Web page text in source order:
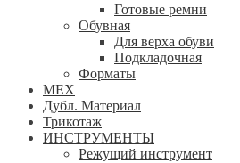
Готовые ремни
Обувная
Для верха обуви
Подкладочная
Форматы
МЕХ
Дубл. Материал
Трикотаж
ИНСТРУМЕНТЫ
Режущий инструмент